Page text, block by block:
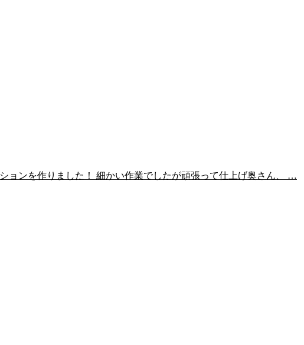
ョンを作りました！ 細かい作業でしたが頑張って仕上げ奥さん、 …